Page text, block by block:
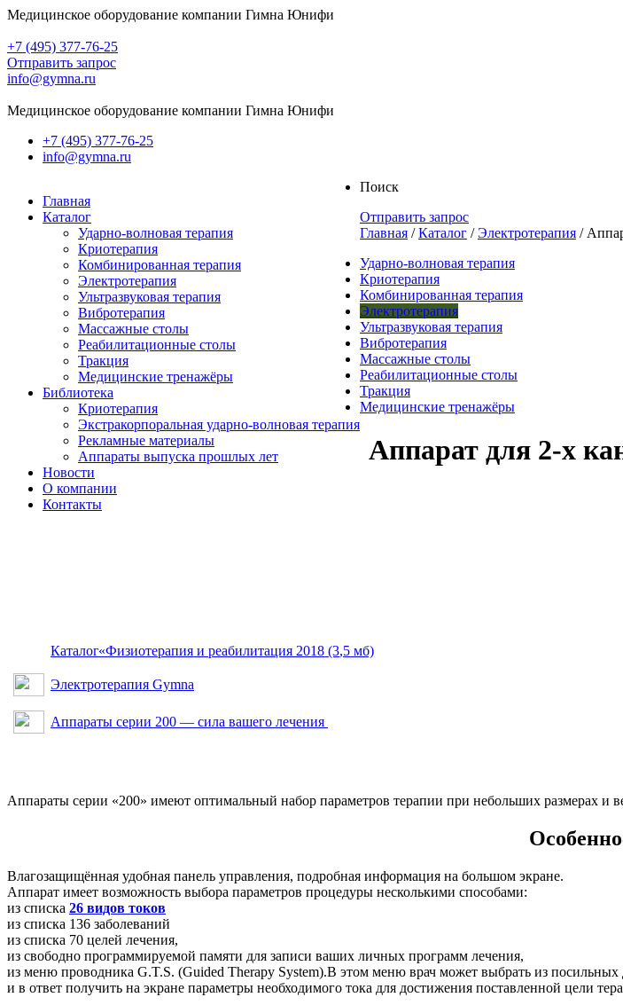
Медицинское оборудование компании Гимна Юнифи
+7 (495) 377-76-25
Отправить запрос
info@gymna.ru
Медицинское оборудование компании Гимна Юнифи
+7 (495) 377-76-25
info@gymna.ru
Главная
Каталог
Ударно-волновая терапия
Криотерапия
Комбинированная терапия
Электротерапия
Ультразвуковая терапия
Вибротерапия
Массажные столы
Реабилитационные столы
Тракция
Медицинские тренажёры
Библиотека
Криотерапия
Экстракорпоральная ударно-волновая терапия
Рекламные материалы
Аппараты выпуска прошлых лет
Новости
О компании
Контакты
Поиск
Отправить запрос
Главная /Каталог /Электротерапия /
Ударно-волновая терапия
Криотерапия
Комбинированная терапия
Электротерапия
Ультразвуковая терапия
Вибротерапия
Массажные столы
Реабилитационные столы
Тракция
Медицинские тренажёры
Аппарат для 2-х
Каталог«Физиотерапия и реабилитация 2018 (3,5 мб)
Электротерапия Gymna
Аппараты серии 200 — сила вашего лечения
Аппараты серии «200» имеют оптимальный набор параметров терапии при небольших размерах и
Влагозащищённая удобная панель управления, подробная информация на большом экране.
Аппарат имеет возможность выбора параметров процедуры несколькими способами:
из списка 26 видов токов
из списка 136 заболеваний
из списка 70 целей лечения,
из свободно программируемой памяти для записи ваших личных программ лечения,
из меню проводника G.T.S. (Guided Therapy System).В этом меню врач может выбрать из посильных
и в ответ получить на экране параметры необходимого тока для достижения поставленной цели